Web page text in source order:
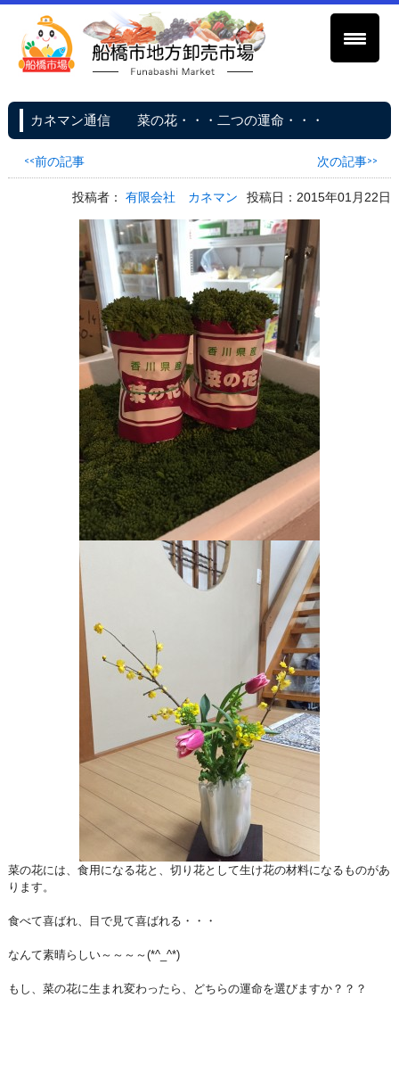
カネマン通信 菜の花・・・二つの運命・・・
<<前の記事 次の記事>>
投稿者：有限会社 カネマン 投稿日：2015年01月22日
菜の花には、食用になる花と、切り花として生け花の材料になるものがあ
ります。
食べて喜ばれ、目で見て喜ばれる・・・
なんて素晴らしい～～～～(*^_^*)
もし、菜の花に生まれ変わったら、どちらの運命を選びますか？？？